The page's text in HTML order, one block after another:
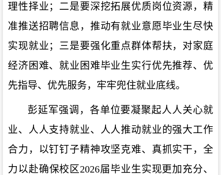
理性择业；二是要深挖拓展优质岗位资源，精
准推送招聘信息，推动有就业意愿毕业生尽快
实现就业；三是要强化重点群体帮扶，对家庭
经济困难、就业困难毕业生实行优先推荐、优
先指导、优先服务，牢牢兜住就业底线。
彭延军强调，各单位要凝聚起人人关心就
业、人人支持就业、人人推动就业的强大工作
合力，以钉钉子精神攻坚克难、真抓实干，全
力以赴确保校区2026届毕业生实现更加充分、